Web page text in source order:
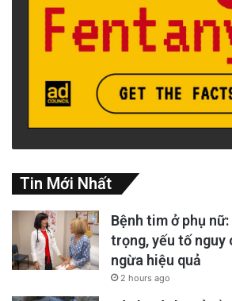
Tin Mới Nhất
Bệnh tim ở phụ
trọng, yếu tố nguy
ngừa hiệu quả
2 hours ago